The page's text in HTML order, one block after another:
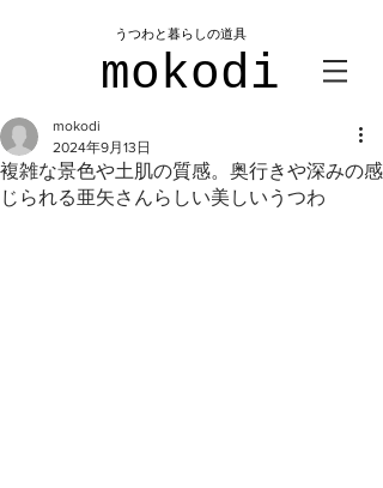
mokodi
​うつわと暮らしの道具
複雑な景色や土肌の質感。奥行きや深みの感
じられる亜矢さんらしい美しいうつわ
mokodi
2024年9月13日